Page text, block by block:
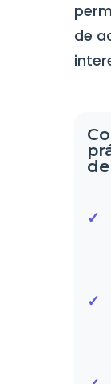
de